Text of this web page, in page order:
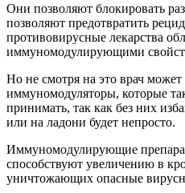
Они позволяют блокировать
позволяют предотвратить
противовирусные лекарства
иммуномодулирующими
Но не смотря на это врач
иммуномодуляторы, которые
принимать, так как без них
или на ладони будет непросто.
Иммуномодулирующие
способствуют увеличению в
уничтожающих опасные